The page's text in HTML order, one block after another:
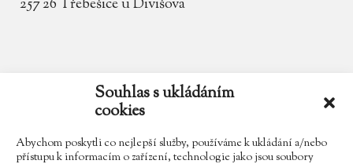
Souhlas s ukládáním
cookies
Abychom poskytli co nejlepší služby, používáme k ukládání a/nebo
přístupu k informacím o zařízení, technologie jako jsou soubory
257 26 Třebešice u Divišova
zamek.trebesice@volny.cz
602 354 467